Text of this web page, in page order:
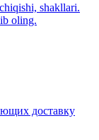
shakllari.
oling.
доставку